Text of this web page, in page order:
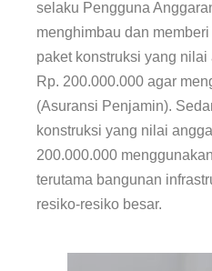
selaku Pengguna
menghimbau dan
paket konstruksi yang
Rp. 200.000.000 agar
(Asuransi Penjamin).
konstruksi yang nilai
200.000.000
terutama bangunan
resiko-resiko besar.